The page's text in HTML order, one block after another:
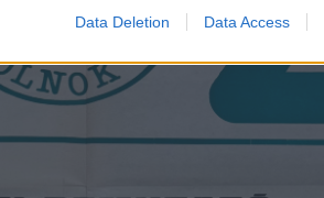
Data Deletion Data Access